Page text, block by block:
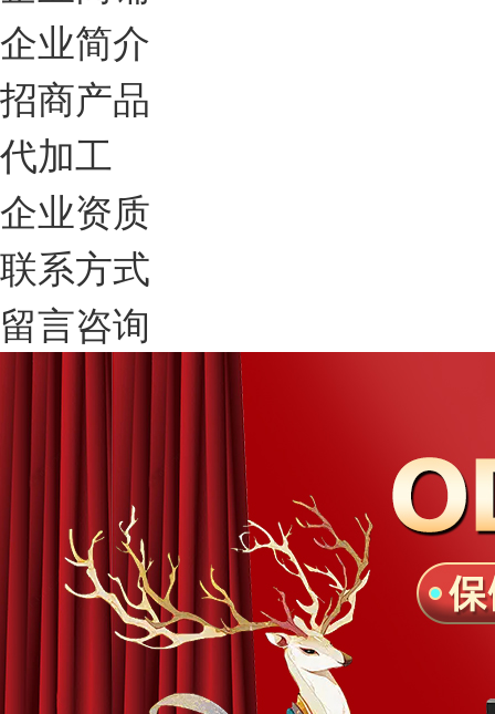
企业简介
招商产品
代加工
企业资质
联系方式
留言咨询